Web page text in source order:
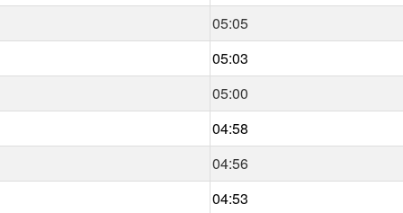
05:05
05:03
05:00
04:58
04:56
04:53